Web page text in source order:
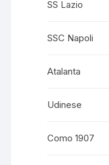
SS Lazio
SSC Napoli
Atalanta
Udinese
Como 1907